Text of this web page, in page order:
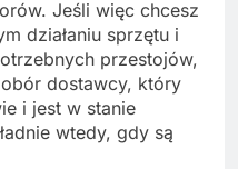
Jeśli więc chcesz
działaniu sprzętu i
przestojów,
dostawcy, który
i jest w stanie
wtedy, gdy są